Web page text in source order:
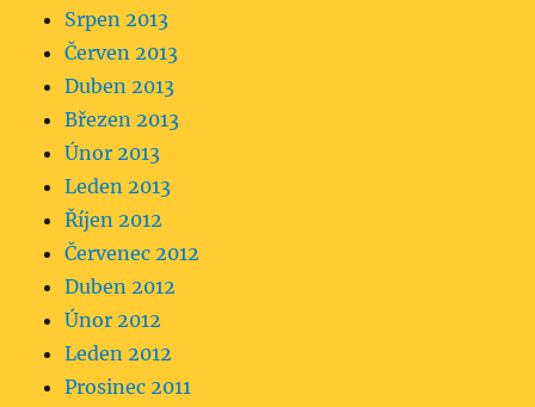
Srpen 2013
Červen 2013
Duben 2013
Březen 2013
Únor 2013
Leden 2013
Říjen 2012
Červenec 2012
Duben 2012
Únor 2012
Leden 2012
Prosinec 2011